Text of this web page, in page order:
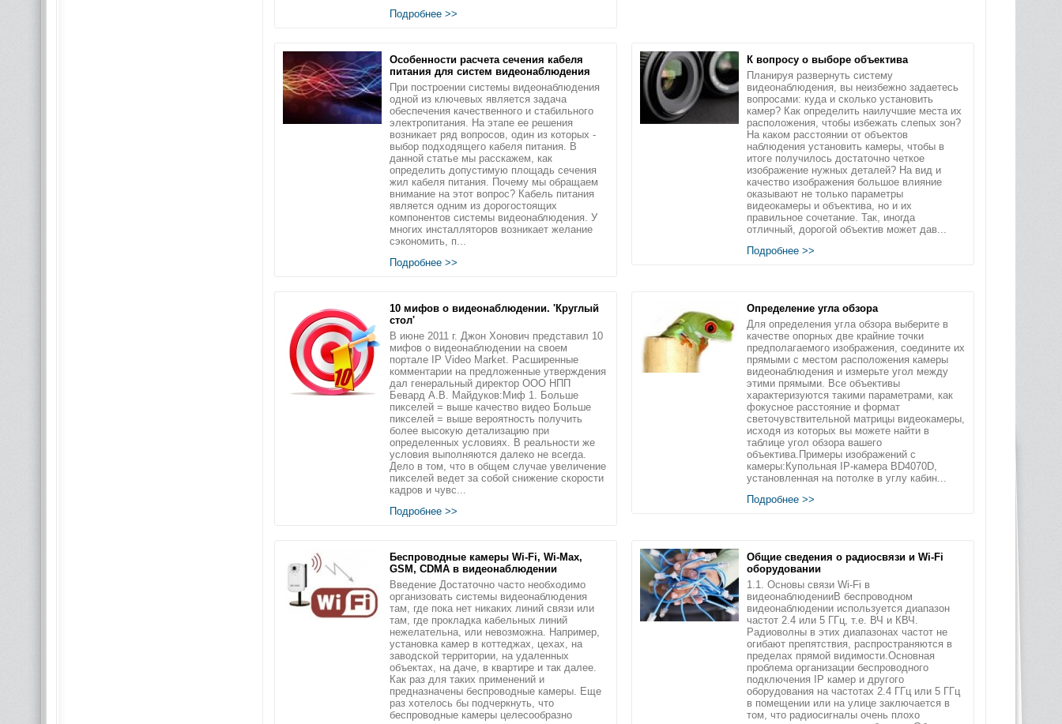
Подробнее >>
Особенности расчета сечения кабеля
питания для систем видеонаблюдения
При построении системы видеонаблюдения
одной из ключевых является задача
обеспечения качественного и стабильного
электропитания. На этапе ее решения
возникает ряд вопросов, один из которых -
выбор подходящего кабеля питания. В
данной статье мы расскажем, как
определить допустимую площадь сечения
жил кабеля питания. Почему мы обращаем
внимание на этот вопрос? Кабель питания
является одним из дорогостоящих
компонентов системы видеонаблюдения. У
многих инсталляторов возникает желание
сэкономить, п...
Подробнее >>
К вопросу о выборе объектива
Планируя развернуть систему
видеонаблюдения, вы неизбежно задаетесь
вопросами: куда и сколько установить
камер? Как определить наилучшие места их
расположения, чтобы избежать слепых зон?
На каком расстоянии от объектов
наблюдения установить камеры, чтобы в
итоге получилось достаточно четкое
изображение нужных деталей? На вид и
качество изображения большое влияние
оказывают не только параметры
видеокамеры и объектива, но и их
правильное сочетание. Так, иногда
отличный, дорогой объектив может дав...
Подробнее >>
10 мифов о видеонаблюдении. 'Круглый
стол'
В июне 2011 г. Джон Хонович представил 10
мифов о видеонаблюдении на своем
портале IP Video Market. Расширенные
комментарии на предложенные утверждения
дал генеральный директор ООО НПП
Бевард А.В. Майдуков:Миф 1. Больше
пикселей = выше качество видео Больше
пикселей = выше вероятность получить
более высокую детализацию при
определенных условиях. В реальности же
условия выполняются далеко не всегда.
Дело в том, что в общем случае увеличение
пикселей ведет за собой снижение скорости
кадров и чувс...
Подробнее >>
Определение угла обзора
Для определения угла обзора выберите в
качестве опорных две крайние точки
предполагаемого изображения, соедините их
прямыми c местом расположения камеры
видеонаблюдения и измерьте угол между
этими прямыми. Все объективы
характеризуются такими параметрами, как
фокусное расстояние и формат
светочувствительной матрицы видеокамеры,
исходя из которых вы можете найти в
таблице угол обзора вашего
объектива.Примеры изображений с
камеры:Купольная IP-камера BD4070D,
установленная на потолке в углу кабин...
Подробнее >>
Беспроводные камеры Wi-Fi, Wi-Max,
GSM, CDMA в видеонаблюдении
Введение Достаточно часто необходимо
организовать системы видеонаблюдения
там, где пока нет никаких линий связи или
там, где прокладка кабельных линий
нежелательна, или невозможна. Например,
установка камер в коттеджах, цехах, на
заводской территории, на удаленных
объектах, на даче, в квартире и так далее.
Как раз для таких применений и
предназначены беспроводные камеры. Еще
раз хотелось бы подчеркнуть, что
беспроводные камеры целесообразно
Общие сведения о радиосвязи и Wi-Fi
оборудовании
1.1. Основы связи Wi-Fi в
видеонаблюденииВ беспроводном
видеонаблюдении используется диапазон
частот 2.4 или 5 ГГц, т.е. ВЧ и КВЧ.
Радиоволны в этих диапазонах частот не
огибают препятствия, распространяются в
пределах прямой видимости.Основная
проблема организации беспроводного
подключения IP камер и другого
оборудования на частотах 2.4 ГГц или 5 ГГц
в помещении или на улице заключается в
том, что радиосигналы очень плохо